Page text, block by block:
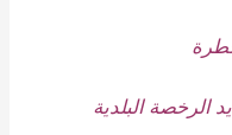
الرخصة البلدية